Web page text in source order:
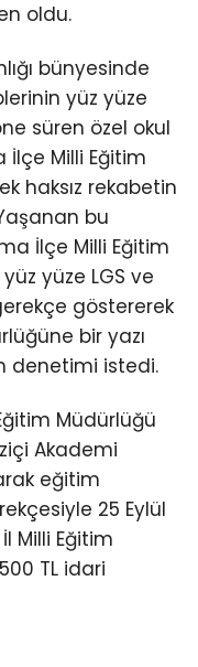
oldu.
bünyesinde
yüz yüze
süren özel okul
İlçe Milli Eğitim
haksız rekabetin
bu
İlçe Milli Eğitim
yüze LGS ve
göstererek
bir yazı
denetimi istedi.
Müdürlüğü
Akademi
eğitim
25 Eylül
Milli Eğitim
TL idari